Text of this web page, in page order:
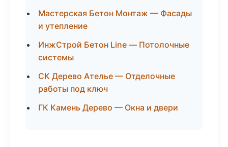
Мастерская Бетон Монтаж — Фасады
и утепление
ИнжСтрой Бетон Line — Потолочные
системы
СК Дерево Ателье — Отделочные
работы под ключ
ГК Камень Дерево — Окна и двери